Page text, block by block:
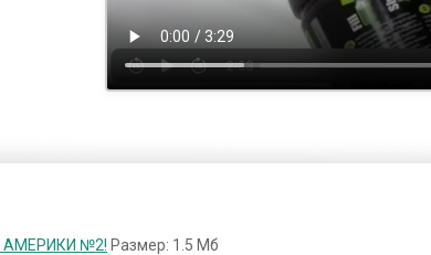
АМЕРИКИ №2! Размер: 1.5 Мб